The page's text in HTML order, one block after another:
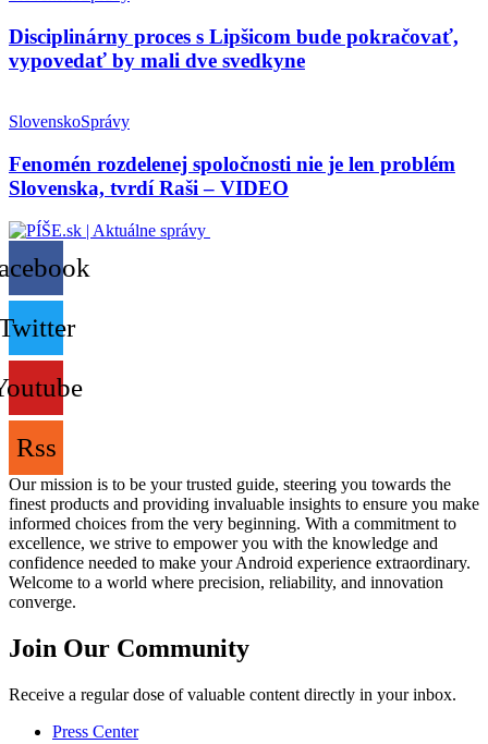
Disciplinárny proces s Lipšicom bude pokračovať,
vypovedať by mali dve svedkyne
SlovenskoSprávy
Fenomén rozdelenej spoločnosti nie je len problém
Slovenska, tvrdí Raši – VIDEO
Rss
Our mission is to be your trusted guide, steering you towards the
finest products and providing invaluable insights to ensure you make
informed choices from the very beginning. With a commitment to
excellence, we strive to empower you with the knowledge and
confidence needed to make your Android experience extraordinary.
Welcome to a world where precision, reliability, and innovation
converge.
Join Our Community
Receive a regular dose of valuable content directly in your inbox.
Press Center